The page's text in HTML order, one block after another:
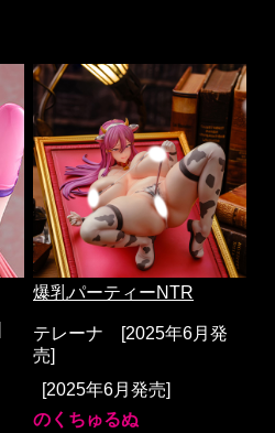
爆乳パーティーNTR
テレーナ [2025年6月発
売]
[2025年6月発売]
のくちゅるぬ